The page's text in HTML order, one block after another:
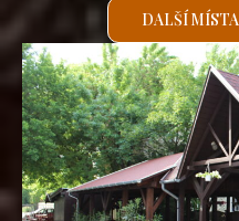
DALŠÍ